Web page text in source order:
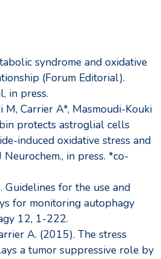
syndrome and oxidative
(Forum Editorial).
in press.
M, Carrier A*, Masmoudi-Kouki
protects astroglial cells
induced oxidative stress and
in press. *co-
for the use and
for monitoring autophagy
12, 1-222.
A. (2015). The stress
a tumor suppressive role by